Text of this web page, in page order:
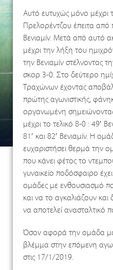
Αυτό ευτυχώς μόνο μέχρι
Πρελορέντζου έπειτα από
Βενιαμίν. Μετά από αυτό
μέχρι την λήξη του
την Βενιαμίν στέλνοντας
σκορ 3-0. Στο δεύτερο
Τραχώνων έχοντας
πρώτης αγωνιστικής,
οργανωμένη
μέχρι το τελικό 8-0 : 49′
81′ και 82′ Βενιαμίν. Η
ευχαριστήσει θερμά την
που κάνει φέτος το
γυναικείο ποδόσφαιρο
ομάδες με ενθουσιασμό
και να το αγκαλιάζουν
να αποτελεί ανασταλτικό
Όσον αφορά την ομάδα
βλέμμα στην επόμενη
στις 17/1/2019.